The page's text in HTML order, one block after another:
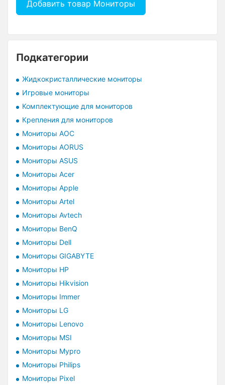
Добавить товар Мониторы
Подкатегории
Жидкокристаллические мониторы
Игровые мониторы
Комплектующие для мониторов
Крепления для мониторов
Мониторы AOC
Мониторы AORUS
Мониторы ASUS
Мониторы Acer
Мониторы Apple
Мониторы Artel
Мониторы Avtech
Мониторы BenQ
Мониторы Dell
Мониторы GIGABYTE
Мониторы HP
Мониторы Hikvision
Мониторы Immer
Мониторы LG
Мониторы Lenovo
Мониторы MSI
Мониторы Mypro
Мониторы Philips
Мониторы Pixel